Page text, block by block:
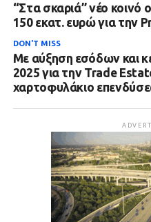
“Στα σκαριά” νέο κοινό
150 εκατ. ευρώ για την
DON'T MISS
Με αύξηση εσόδων και
2025 για την Trade
χαρτοφυλάκιο